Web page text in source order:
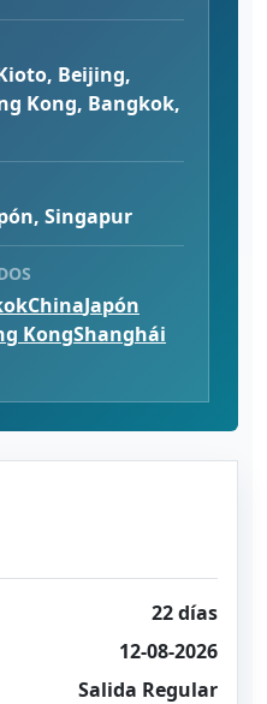
Beijing,
Kong, Bangkok,
Singapur
ChinaJapón
KongShanghái
22 días
12-08-2026
Salida Regular